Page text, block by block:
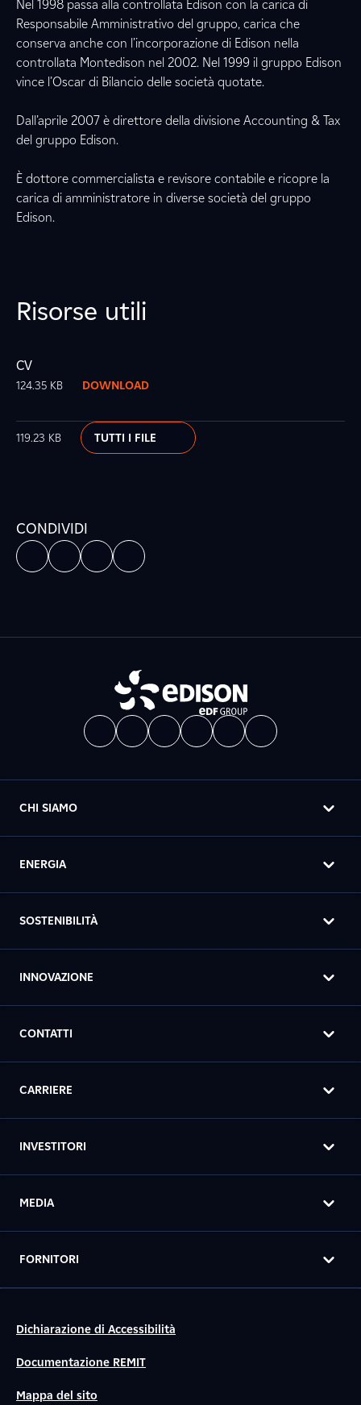
Nel 1998 passa alla controllata Edison con la carica di
Responsabile Amministrativo del gruppo, carica che
conserva anche con l’incorporazione di Edison nella
controllata Montedison nel 2002. Nel 1999 il gruppo Edison
vince l’Oscar di Bilancio delle società quotate.
Dall’aprile 2007 è direttore della divisione Accounting & Tax
del gruppo Edison.
È dottore commercialista e revisore contabile e ricopre la
carica di amministratore in diverse società del gruppo
Edison.
Risorse utili
CV
124.35 KB DOWNLOAD
119.23 KB TUTTI I FILE
CONDIVIDI
CHI SIAMO
ENERGIA
SOSTENIBILITÀ
INNOVAZIONE
CONTATTI
CARRIERE
INVESTITORI
MEDIA
FORNITORI
Dichiarazione di Accessibilità
Documentazione REMIT
Mappa del sito